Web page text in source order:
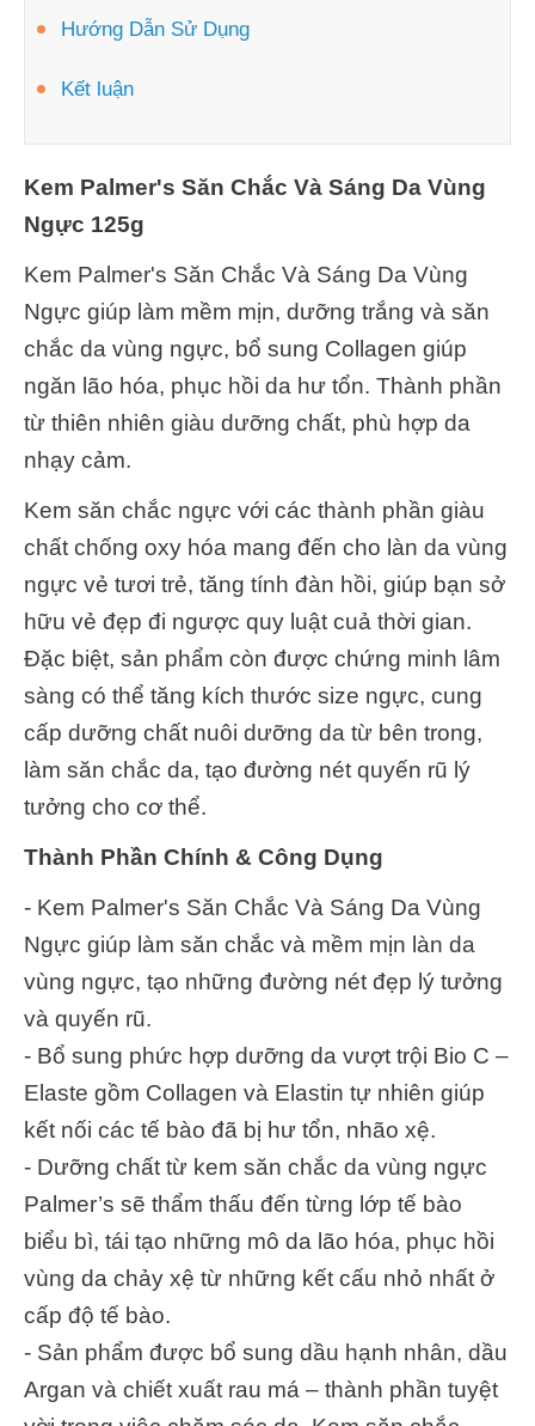
Hướng Dẫn Sử Dụng
Kết luận
Kem Palmer's Săn Chắc Và Sáng Da Vùng
Ngực 125g
Kem Palmer's Săn Chắc Và Sáng Da Vùng
Ngực giúp làm mềm mịn, dưỡng trắng và săn
chắc da vùng ngực, bổ sung Collagen giúp
ngăn lão hóa, phục hồi da hư tổn. Thành phần
từ thiên nhiên giàu dưỡng chất, phù hợp da
nhạy cảm.
Kem săn chắc ngực với các thành phần giàu
chất chống oxy hóa mang đến cho làn da vùng
ngực vẻ tươi trẻ, tăng tính đàn hồi, giúp bạn sở
hữu vẻ đẹp đi ngược quy luật cuả thời gian.
Đặc biệt, sản phẩm còn được chứng minh lâm
sàng có thể tăng kích thước size ngực, cung
cấp dưỡng chất nuôi dưỡng da từ bên trong,
làm săn chắc da, tạo đường nét quyến rũ lý
tưởng cho cơ thể.
Thành Phần Chính & Công Dụng
- Kem Palmer's Săn Chắc Và Sáng Da Vùng
Ngực giúp làm săn chắc và mềm mịn làn da
vùng ngực, tạo những đường nét đẹp lý tưởng
và quyến rũ.
- Bổ sung phức hợp dưỡng da vượt trội Bio C –
Elaste gồm Collagen và Elastin tự nhiên giúp
kết nối các tế bào đã bị hư tổn, nhão xệ.
- Dưỡng chất từ kem săn chắc da vùng ngực
Palmer’s sẽ thẩm thấu đến từng lớp tế bào
biểu bì, tái tạo những mô da lão hóa, phục hồi
vùng da chảy xệ từ những kết cấu nhỏ nhất ở
cấp độ tế bào.
- Sản phẩm được bổ sung dầu hạnh nhân, dầu
Argan và chiết xuất rau má – thành phần tuyệt